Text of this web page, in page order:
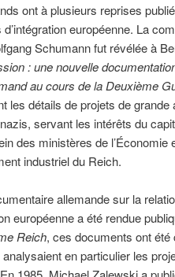
ont à plusieurs reprises
européenne. La
Schumann fut révélée à
: une nouvelle
au cours de la Deuxième
les détails de projets de grande
servant les intérêts du
des ministères de
industriel du Reich.
allemande sur la
européenne a été rendue
Reich, ces documents ont
en particulier les